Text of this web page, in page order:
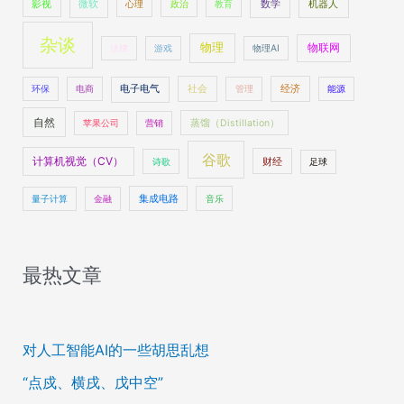
影视 微软 心理 政治 教育 数学 机器人
杂谈 游戏 物理 物理AI 物联网
环保 电商 电子电气 社会 管理 经济 能源
自然 苹果公司 营销 蒸馏（Distillation）
计算机视觉（CV） 诗歌 谷歌 财经 足球
量子计算 金融 集成电路 音乐
最热文章
对人工智能AI的一些胡思乱想
“点戍、横戌、戊中空”